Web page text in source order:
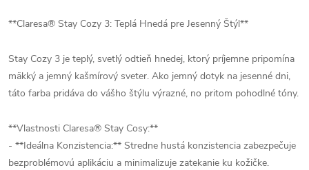
**Claresa® Stay Cozy 3: Teplá Hnedá pre Jesenný Štýl**
Stay Cozy 3 je teplý, svetlý odtieň hnedej, ktorý príjemne pripomína
mäkký a jemný kašmírový sveter. Ako jemný dotyk na jesenné dni,
táto farba pridáva do vášho štýlu výrazné, no pritom pohodlné tóny.
**Vlastnosti Claresa® Stay Cosy:**
- **Ideálna Konzistencia:** Stredne hustá konzistencia zabezpečuje
bezproblémovú aplikáciu a minimalizuje zatekanie ku kožičke.